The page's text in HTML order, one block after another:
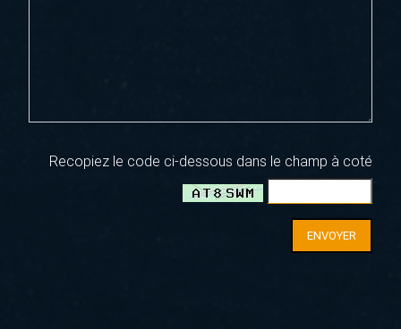
Recopiez le code ci-dessous dans le champ à coté
ENVOYER